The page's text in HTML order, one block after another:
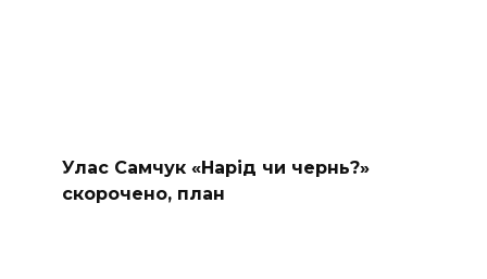
Улас Самчук «Нарід чи чернь?»
скорочено, план